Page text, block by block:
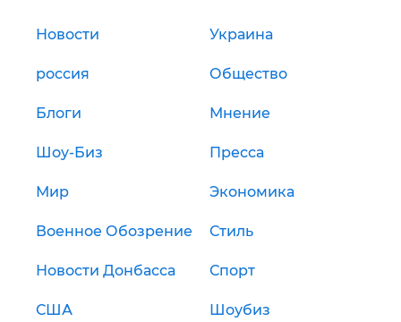
Новости Украина
россия Общество
Блоги Мнение
Шоу-Биз Пресса
Мир Экономика
Военное Обозрение Стиль
Новости Донбасса Спорт
США Шоубиз